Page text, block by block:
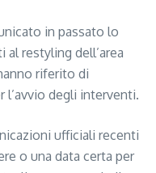
in passato lo
restyling dell’area
riferito di
l’avvio degli interventi.
ufficiali recenti
o una data certa per